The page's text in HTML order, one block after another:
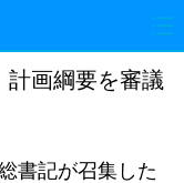
経済
計画綱要を審議
書記が召集した